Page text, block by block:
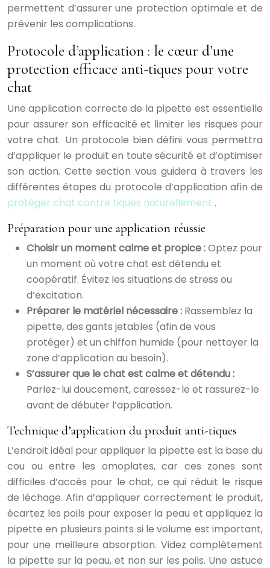
permettent d’assurer une protection optimale et de
prévenir les complications.
Protocole d’application : le cœur d’une
protection efficace anti-tiques pour votre
chat
Une application correcte de la pipette est essentielle
pour assurer son efficacité et limiter les risques pour
votre chat. Un protocole bien défini vous permettra
d’appliquer le produit en toute sécurité et d’optimiser
son action. Cette section vous guidera à travers les
différentes étapes du protocole d’application afin de
protéger chat contre tiques naturellement .
Préparation pour une application réussie
Choisir un moment calme et propice :Optez pour
un moment où votre chat est détendu et
coopératif. Évitez les situations de stress ou
d’excitation.
Préparer le matériel nécessaire : Rassemblez la
pipette, des gants jetables (afin de vous
protéger) et un chiffon humide (pour nettoyer la
zone d’application au besoin).
S’assurer que le chat est calme et détendu :
Parlez-lui doucement, caressez-le et rassurez-le
avant de débuter l’application.
Technique d’application du produit anti-tiques
L’endroit idéal pour appliquer la pipette est la base du
cou ou entre les omoplates, car ces zones sont
difficiles d’accès pour le chat, ce qui réduit le risque
de léchage. Afin d’appliquer correctement le produit,
écartez les poils pour exposer la peau et appliquez la
pipette en plusieurs points si le volume est important,
pour une meilleure absorption. Videz complètement
la pipette sur la peau, et non sur les poils. Une astuce